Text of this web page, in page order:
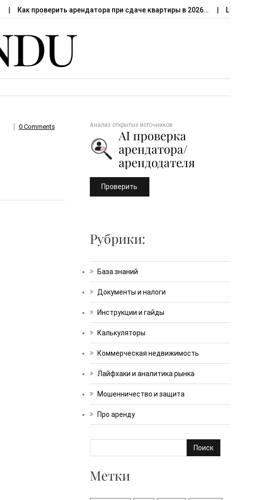
Как проверить арендатора при сдаче квартиры в 2026… Штраф за
0 Comments Анализ открытых источников
AI проверка
арендатора/
арендодателя
Проверить
Рубрики:
База знаний
Документы и налоги
Инструкции и гайды
Калькуляторы
Коммерческая недвижимость
Лайфхаки и аналитика рынка
Мошенничество и защита
Про аренду
Поиск
Метки